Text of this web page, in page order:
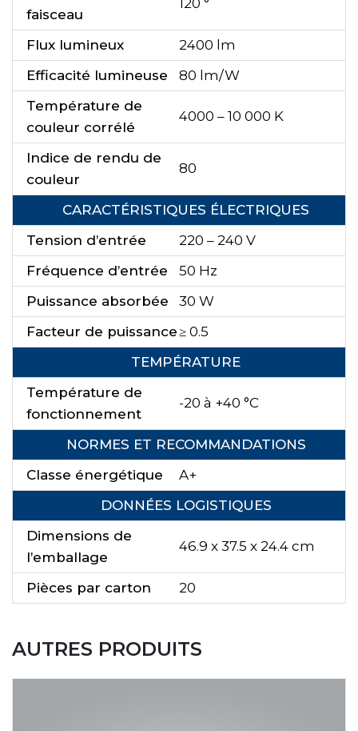
faisceau
Flux lumineux
2400 lm
Efficacité lumineuse
80 lm/W
Température de
couleur corrélé
4000 – 10 000 K
Indice de rendu de
couleur
80
CARACTÉRISTIQUES ÉLECTRIQUES
Tension d’entrée
220 – 240 V
Fréquence d’entrée
50 Hz
Puissance absorbée
30 W
Facteur de puissance≥ 0.5
TEMPÉRATURE
Température de
fonctionnement
-20 à +40 °C
NORMES ET RECOMMANDATIONS
Classe énergétique
A+
DONNÉES LOGISTIQUES
Dimensions de
l’emballage
46.9 x 37.5 x 24.4 cm
Pièces par carton 20
AUTRES PRODUITS